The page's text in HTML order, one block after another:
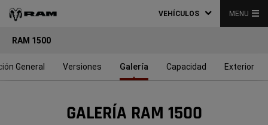
VEHÍCULOS MENU
RAM 1500
General Versiones Galería Capacidad Exterior
GALERÍA RAM 1500